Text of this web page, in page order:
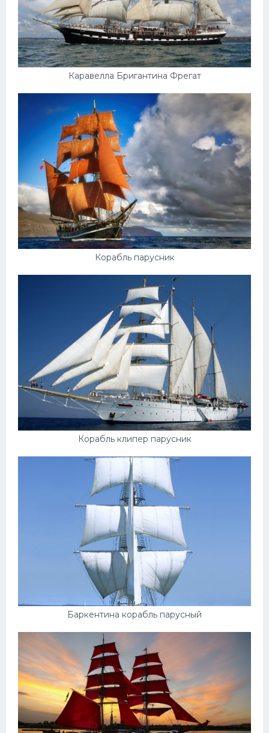
Каравелла Бригантина Фрегат
Корабль парусник
Корабль клипер парусник
Баркентина корабль парусный